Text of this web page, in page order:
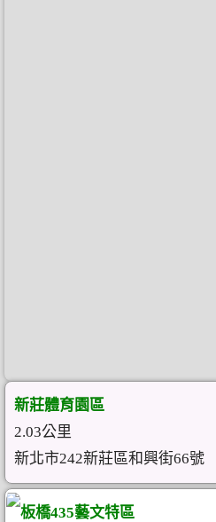
新莊體育園區
2.03公里
新北市242新莊區和興街66號
板橋435藝文特區